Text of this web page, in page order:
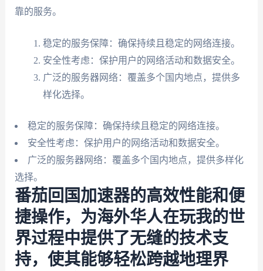
靠的服务。
稳定的服务保障：确保持续且稳定的网络连接。
安全性考虑：保护用户的网络活动和数据安全。
广泛的服务器网络：覆盖多个国内地点，提供多
样化选择。
稳定的服务保障：确保持续且稳定的网络连接。
安全性考虑：保护用户的网络活动和数据安全。
广泛的服务器网络：覆盖多个国内地点，提供多样化
选择。
番茄回国加速器的高效性能和便
捷操作，为海外华人在玩我的世
界过程中提供了无缝的技术支
持，使其能够轻松跨越地理界